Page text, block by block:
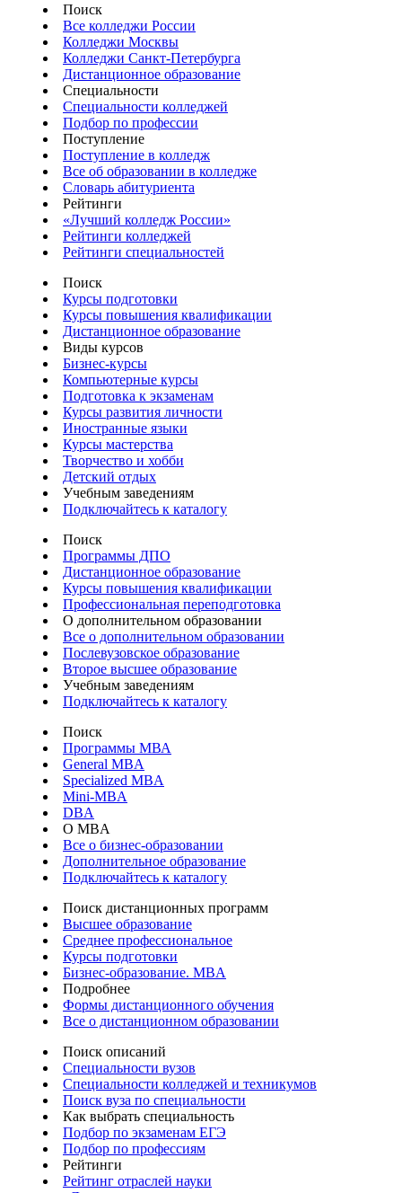
Поиск
Все колледжи России
Колледжи Москвы
Колледжи Санкт-Петербурга
Дистанционное образование
Специальности
Специальности колледжей
Подбор по профессии
Поступление
Поступление в колледж
Все об образовании в колледже
Словарь абитуриента
Рейтинги
«Лучший колледж России»
Рейтинги колледжей
Рейтинги специальностей
Поиск
Курсы подготовки
Курсы повышения квалификации
Дистанционное образование
Виды курсов
Бизнес-курсы
Компьютерные курсы
Подготовка к экзаменам
Курсы развития личности
Иностранные языки
Курсы мастерства
Творчество и хобби
Детский отдых
Учебным заведениям
Подключайтесь к каталогу
Поиск
Программы ДПО
Дистанционное образование
Курсы повышения квалификации
Профессиональная переподготовка
О дополнительном образовании
Все о дополнительном образовании
Послевузовское образование
Второе высшее образование
Учебным заведениям
Подключайтесь к каталогу
Поиск
Программы МВА
General MBA
Specialized MBA
Mini-MBA
DBA
О MBA
Все о бизнес-образовании
Дополнительное образование
Подключайтесь к каталогу
Поиск дистанционных программ
Высшее образование
Среднее профессиональное
Курсы подготовки
Бизнес-образование. MBA
Подробнее
Формы дистанционного обучения
Все о дистанционном образовании
Поиск описаний
Специальности вузов
Специальности колледжей и техникумов
Поиск вуза по специальности
Как выбрать специальность
Подбор по экзаменам ЕГЭ
Подбор по профессиям
Рейтинги
Рейтинг отраслей науки